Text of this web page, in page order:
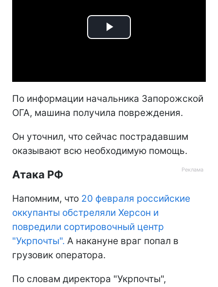
Play
По информации начальника Запорожской
ОГА, машина получила повреждения.
Он уточнил, что сейчас пострадавшим
оказывают всю необходимую помощь.
Атака РФ
Напомним, что 20 февраля российские
оккупанты обстреляли Херсон и
повредили сортировочный центр
"Укрпочты". А накануне враг попал в
грузовик оператора.
По словам директора "Укрпочты",